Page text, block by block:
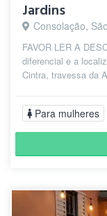
Jardins
Consolação,
FAVOR LER A
diferencial e a
Cintra, travessa da
Para mulheres